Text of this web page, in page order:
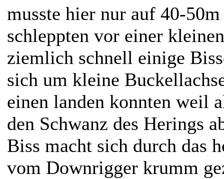
musste hier nur auf 40-
schleppten vor einer
ziemlich schnell einige
sich um kleine
einen landen konnten weil
den Schwanz des Herings
Biss macht sich durch das
vom Downrigger krumm